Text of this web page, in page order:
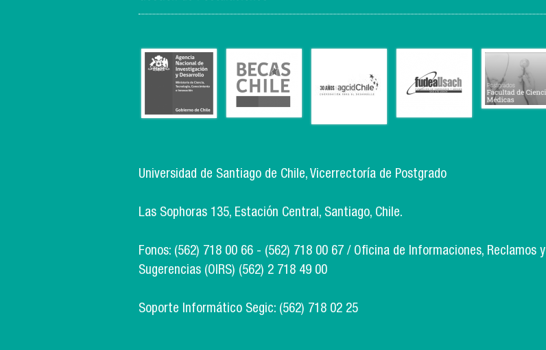
Universidad de Santiago de Chile, Vicerrectoría de Postgrado
Las Sophoras 135, Estación Central, Santiago, Chile.
Fonos: (562) 718 00 66 - (562) 718 00 67 / Oficina de Informaciones, Reclamos y
Sugerencias (OIRS) (562) 2 718 49 00
Soporte Informático Segic: (562) 718 02 25